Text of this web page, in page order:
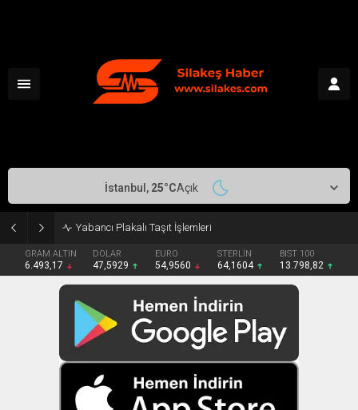
Makedonya-Yunanistan Canlı
GRAM ALTIN
6.493,17
DOLAR
47,5929
EURO
54,9560
STERLİN
64,1604
BIST 100
13.798,82
İstanbul, 25°CAçık